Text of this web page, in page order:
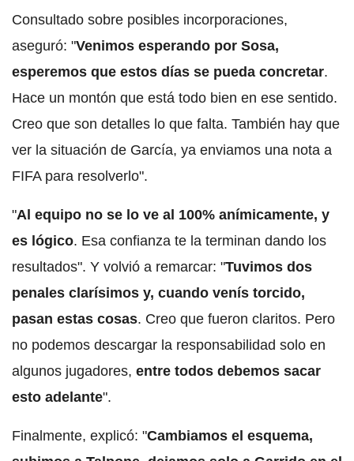
Consultado sobre posibles incorporaciones,
aseguró: "Venimos esperando por Sosa,
esperemos que estos días se pueda concretar.
Hace un montón que está todo bien en ese sentido.
Creo que son detalles lo que falta. También hay que
ver la situación de García, ya enviamos una nota a
FIFA para resolverlo".
"Al equipo no se lo ve al 100% anímicamente, y
es lógico. Esa confianza te la terminan dando los
resultados". Y volvió a remarcar: "Tuvimos dos
penales clarísimos y, cuando venís torcido,
pasan estas cosas. Creo que fueron claritos. Pero
no podemos descargar la responsabilidad solo en
algunos jugadores, entre todos debemos sacar
esto adelante".
Finalmente, explicó: "Cambiamos el esquema,